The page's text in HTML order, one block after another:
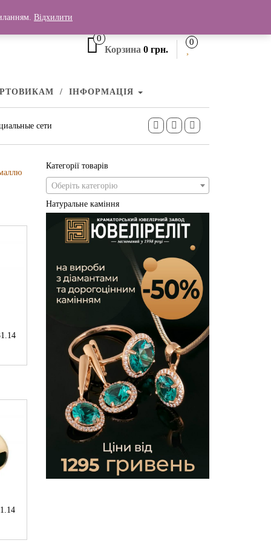
0
Корзина 0 грн.
0
ІНФОРМАЦІЯ
сети
Категорії товарів
Оберіть категорію
Натуральне каміння
Відхилити